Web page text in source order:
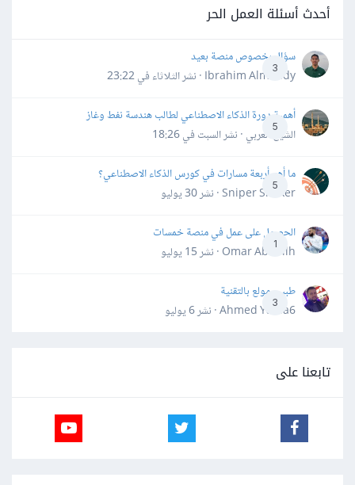
أحدث أسئلة العمل الحر
3
سؤال بخصوص منصة بعيد
Ibrahim Almahdy · نشر
الثلاثاء في 23:22
5
أهمية دورة الذكاء الاصطناعي لطالب هندسة نفط وغاز
الشيخ العربي · نشرالسبت في 18:26
5
ما أهم أربعة مسارات في كورس الذكاء الاصطناعي؟
Sniper Shaker · نشر
30 يوليو
1
الحصول على عمل في منصة خمسات
Omar Abdallh · نشر
15 يوليو
3
طبيب مولع بالتقنية
Ahmed Yahia6 · نشر
6 يوليو
تابعنا على